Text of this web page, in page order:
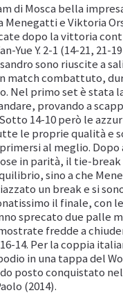
di Mosca bella
Menegatti e Viktoria
dopo la vittoria
Yue Y. 2-1 (14-21, 21-
sono riuscite a
match combattuto,
Nel primo set è stata
provando a
14-10 però le
le proprie qualità e
al meglio. Dopo
in parità, il tie-break
sino a che
un break e si
il finale, con
sprecato due palle
fredde a
14. Per la coppia
in una tappa del
posto conquistato nel
(2014).